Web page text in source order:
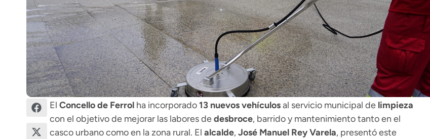
El Concello de Ferrolha incorporado13 nuevos vehículosal servicio municipal de limpieza
con el objetivo de mejorar las labores dedesbroce, barrido y mantenimiento tanto en el
casco urbano como en la zona rural. El alcalde,José Manuel Rey Varela, presentó este